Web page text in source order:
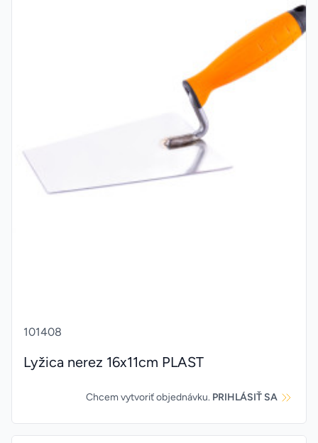
101408
Lyžica nerez 16x11cm PLAST
Chcem vytvoriť objednávku. PRIHLÁSIŤ SA